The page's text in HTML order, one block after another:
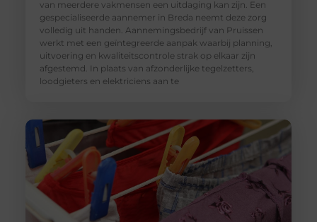
van meerdere vakmensen een uitdaging kan zijn. Een
gespecialiseerde aannemer in Breda neemt deze zorg
volledig uit handen. Aannemingsbedrijf van Pruissen
werkt met een geïntegreerde aanpak waarbij planning,
uitvoering en kwaliteitscontrole strak op elkaar zijn
afgestemd. In plaats van afzonderlijke tegelzetters,
loodgieters en elektriciens aan te